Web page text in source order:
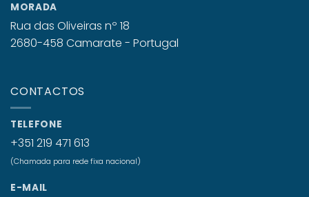
MORADA
Rua das Oliveiras nº 18
2680-458 Camarate - Portugal
CONTACTOS
TELEFONE
+351 219 471 613
(Chamada para rede fixa nacional)
E-MAIL